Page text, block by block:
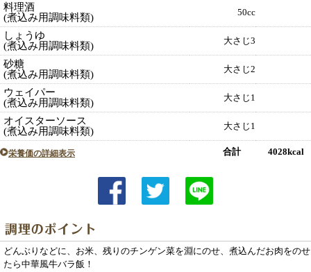
料理酒
(煮込み用調味料類)
50cc
しょうゆ
(煮込み用調味料類)
大さじ3
砂糖
(煮込み用調味料類)
大さじ2
ウェイパー
(煮込み用調味料類)
大さじ1
オイスターソース
(煮込み用調味料類)
大さじ1
栄養価の詳細表示 合計 4028kcal
どんぶりなどに、お米、残りのチンゲン菜を淵にのせ、煮込んだお肉をのせ
たら中華風牛バラ飯！